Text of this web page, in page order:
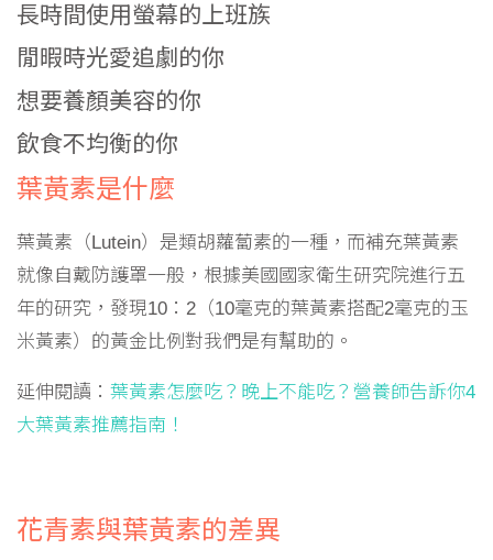
長時間使用螢幕的上班族
閒暇時光愛追劇的你
想要養顏美容的你
飲食不均衡的你
葉黃素是什麼
葉黃素（Lutein）是類胡蘿蔔素的一種，而補充葉黃素
就像自戴防護罩一般，根據美國國家衛生研究院進行五
年的研究，發現10：2（10毫克的葉黃素搭配2毫克的玉
米黃素）的黃金比例對我們是有幫助的。
延伸閱讀： 葉黃素怎麼吃？晚上不能吃？營養師告訴你4
大葉黃素推薦指南！
花青素與葉黃素的差異